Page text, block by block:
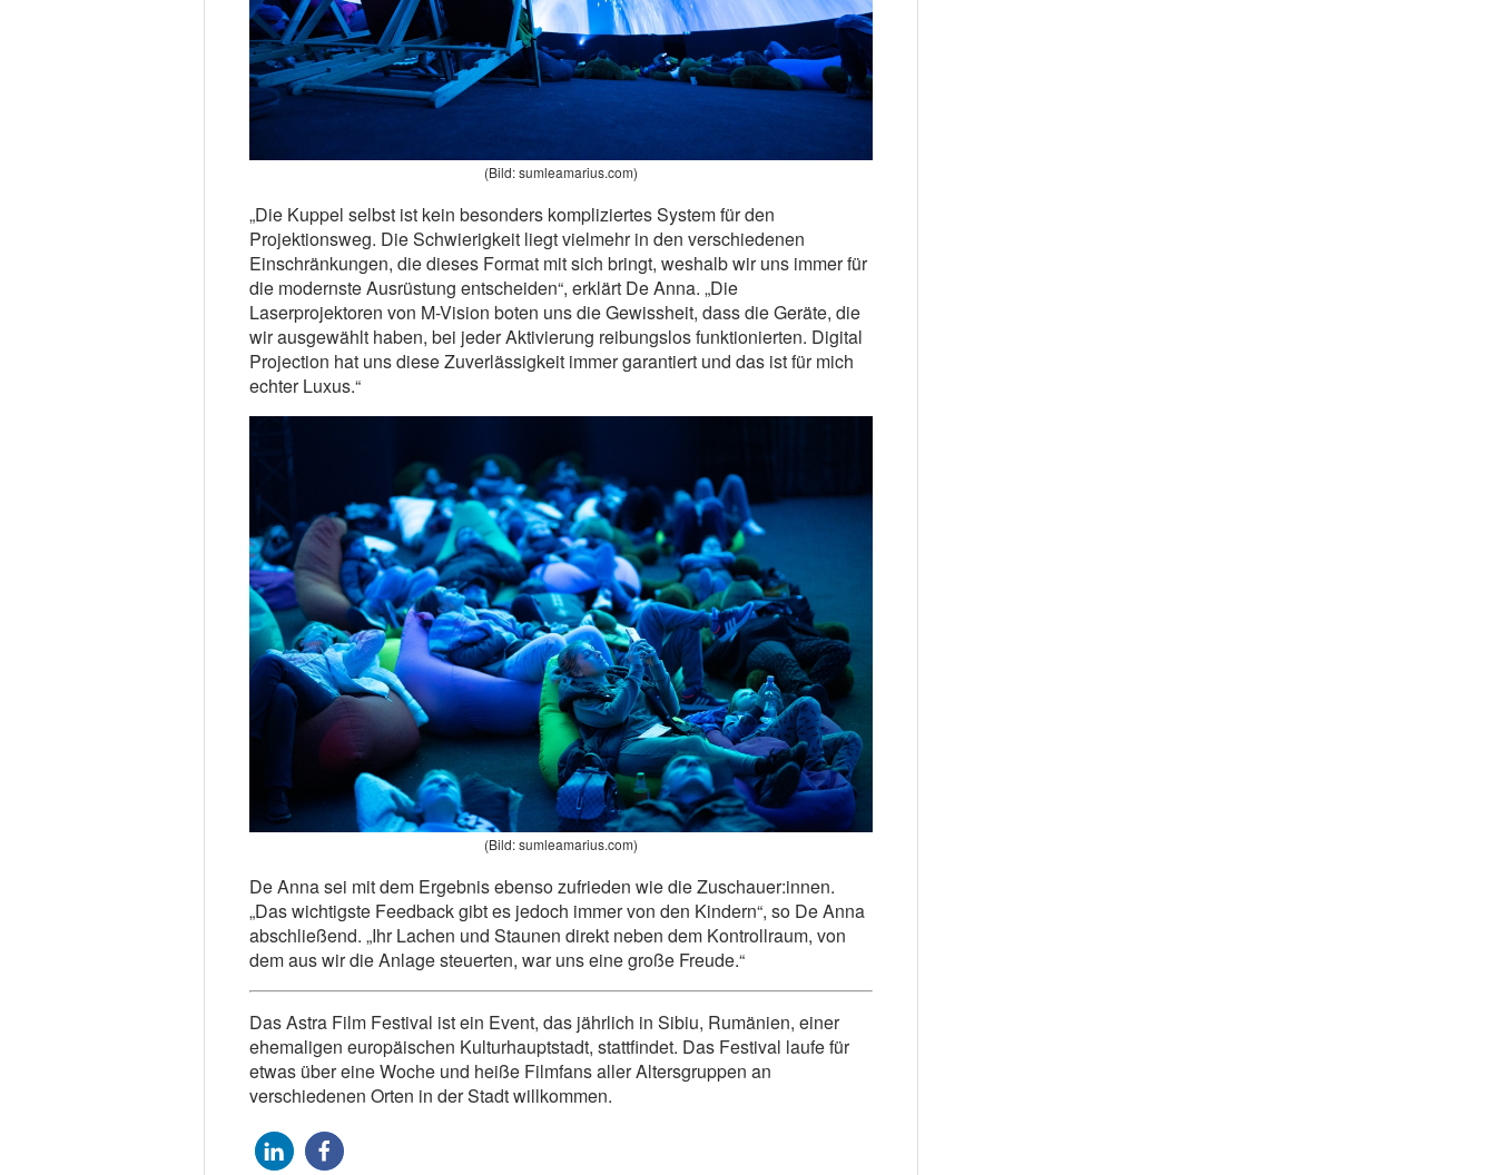
(Bild: sumleamarius.com)
„Die Kuppel selbst ist kein besonders kompliziertes System für den
Projektionsweg. Die Schwierigkeit liegt vielmehr in den verschiedenen
Einschränkungen, die dieses Format mit sich bringt, weshalb wir uns immer für
die modernste Ausrüstung entscheiden“, erklärt De Anna. „Die
Laserprojektoren von M-Vision boten uns die Gewissheit, dass die Geräte, die
wir ausgewählt haben, bei jeder Aktivierung reibungslos funktionierten. Digital
Projection hat uns diese Zuverlässigkeit immer garantiert und das ist für mich
echter Luxus.“
(Bild: sumleamarius.com)
De Anna sei mit dem Ergebnis ebenso zufrieden wie die Zuschauer:innen.
„Das wichtigste Feedback gibt es jedoch immer von den Kindern“, so De Anna
abschließend. „Ihr Lachen und Staunen direkt neben dem Kontrollraum, von
dem aus wir die Anlage steuerten, war uns eine große Freude.“
Das Astra Film Festival ist ein Event, das jährlich in Sibiu, Rumänien, einer
ehemaligen europäischen Kulturhauptstadt, stattfindet. Das Festival laufe für
etwas über eine Woche und heiße Filmfans aller Altersgruppen an
verschiedenen Orten in der Stadt willkommen.